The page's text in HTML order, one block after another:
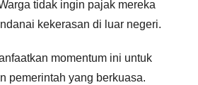
tidak ingin pajak mereka
kekerasan di luar negeri.
momentum ini untuk
pemerintah yang berkuasa.